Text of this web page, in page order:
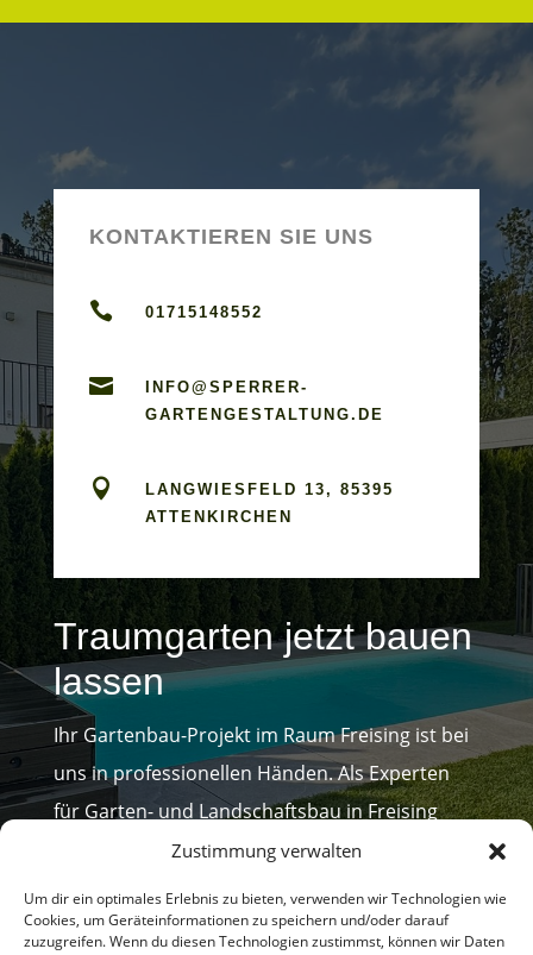
Zustimmung verwalten
Um dir ein optimales Erlebnis zu bieten, verwenden wir Technologien wie
Cookies, um Geräteinformationen zu speichern und/oder darauf
zuzugreifen. Wenn du diesen Technologien zustimmst, können wir Daten
KONTAKTIEREN SIE UNS
 01715148552

INFO@SPERRER-
GARTENGESTALTUNG.DE

LANGWIESFELD 13, 85395
ATTENKIRCHEN
Traumgarten jetzt bauen
lassen
Ihr Gartenbau-Projekt im Raum Freising ist bei
uns in professionellen Händen. Als Experten
für Garten- und Landschaftsbau in Freising
planen und realisieren wir individuelle
Außenanlagen nach Ihren Wünschen.
Kontaktieren Sie uns telefonisch oder per E-